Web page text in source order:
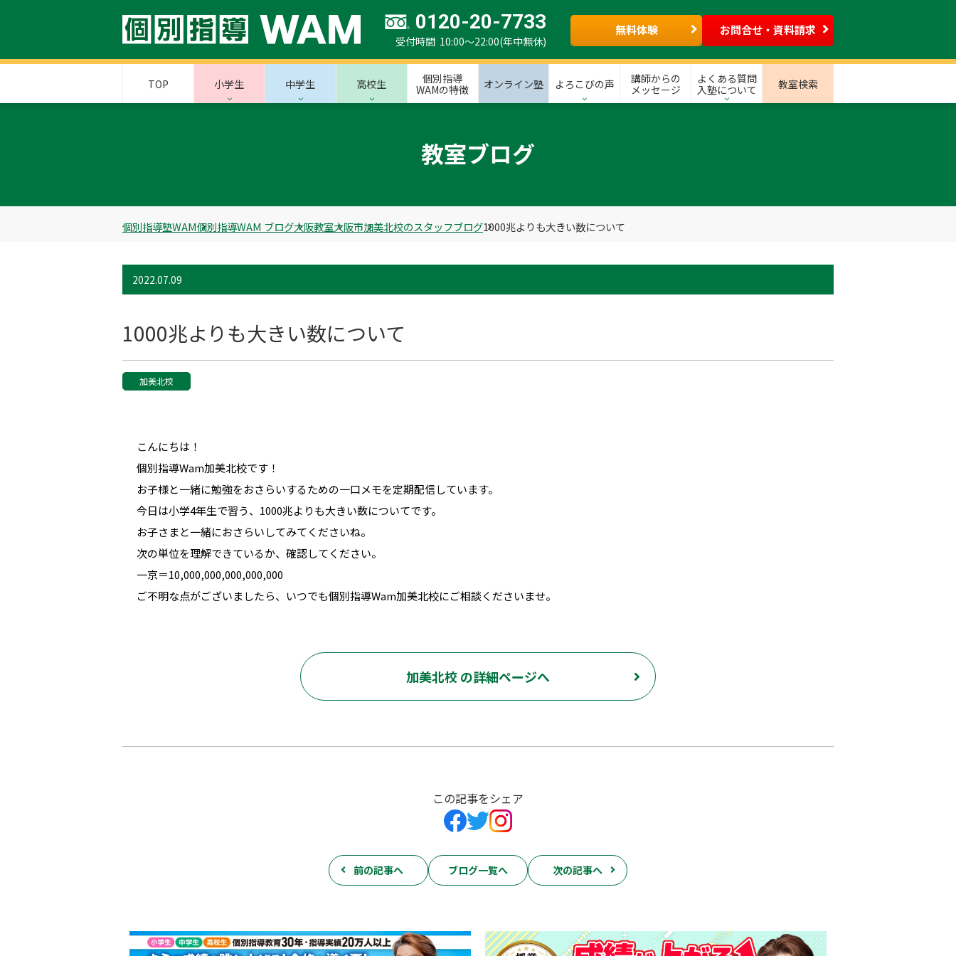
0120-20-7733
受付時間 10:00～22:00(年中無休)
無料体験 お問合せ・資料請求
TOP 小学生 中学生 高校生
個別指導
WAMの特徴
オンライン塾 よろこびの声
講師からの
メッセージ
よくある質問
入塾について
教室検索
教室ブログ
個別指導塾WAM個別指導WAM ブログ大阪教室大阪市加美北校のスタッフブログ1000兆よりも大きい数について
2022.07.09
1000兆よりも大きい数について
加美北校
こんにちは！
個別指導Wam加美北校です！
お子様と一緒に勉強をおさらいするための一口メモを定期配信しています。
今日は小学4年生で習う、1000兆よりも大きい数についてです。
お子さまと一緒におさらいしてみてくださいね。
次の単位を理解できているか、確認してください。
一京＝10,000,000,000,000,000
ご不明な点がございましたら、いつでも個別指導Wam加美北校にご相談くださいませ。
加美北校 の詳細ページへ
この記事をシェア
前の記事へ ブログ一覧へ 次の記事へ